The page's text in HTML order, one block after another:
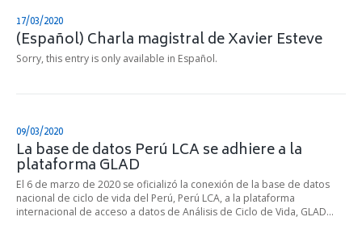
17/03/2020
(Español) Charla magistral de Xavier Esteve
Sorry, this entry is only available in Español.
09/03/2020
La base de datos Perú LCA se adhiere a la
plataforma GLAD
El 6 de marzo de 2020 se oficializó la conexión de la base de datos
nacional de ciclo de vida del Perú, Perú LCA, a la plataforma
internacional de acceso a datos de Análisis de Ciclo de Vida, GLAD…